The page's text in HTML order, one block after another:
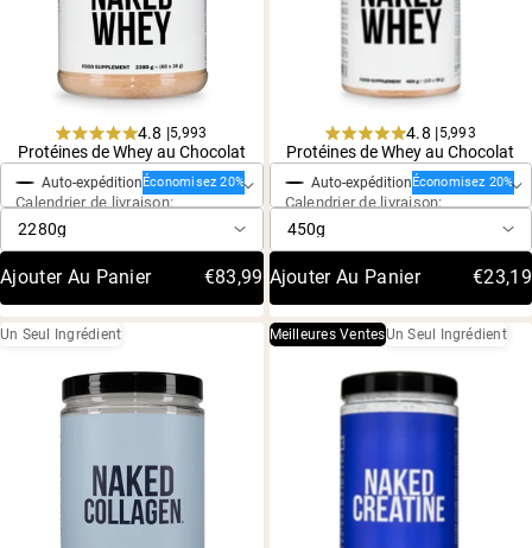
Whey au chocolat issu de vaches
l'herbe
Whey de lait de vache nourrie à l'herbe
Whey de vache nourrie à l'herbe
Shop All Protéines En Poudre
PROTÉINES VÉGANESMeilleure Vente
Protéine de pois
Noté
4,8
sur
5
4.8 |5,993
Protéines de Whey au Chocolat
Achat ponctuel
Auto-expédition Économisez 20%
Calendrier de livraison:
Ajouter Au Panier €83,99
Noté
4,8
sur
5
4.8 |5,993
Protéines de Whey au Chocolat
Achat ponctuel
Auto-expédition Économisez 20%
Calendrier de livraison:
Ajouter Au Panier €23,19
Un Seul Ingrédient Meilleures VentesUn Seul Ingrédient